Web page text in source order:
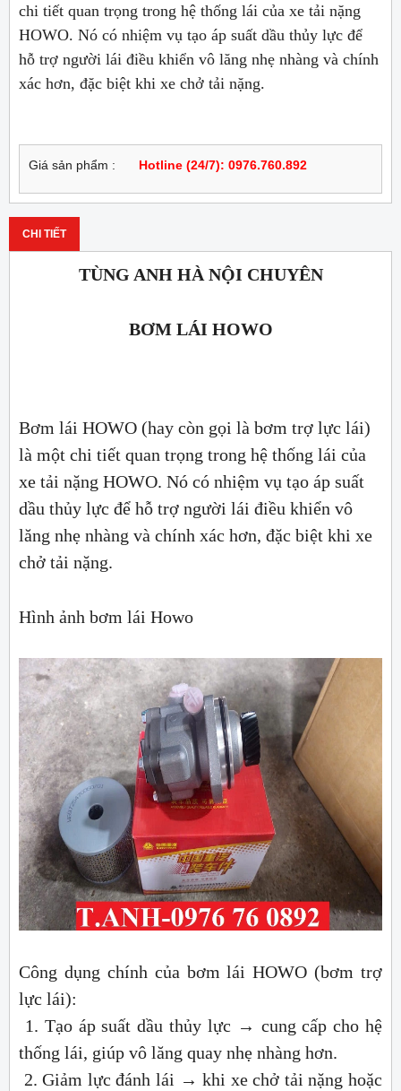
chi tiết quan trọng trong hệ thống lái của xe tải nặng
HOWO. Nó có nhiệm vụ tạo áp suất dầu thủy lực để
hỗ trợ người lái điều khiển vô lăng nhẹ nhàng và chính
xác hơn, đặc biệt khi xe chở tải nặng.
Giá sản phẩm : Hotline (24/7): 0976.760.892
CHI TIẾT
TÙNG ANH HÀ NỘI CHUYÊN
BƠM LÁI HOWO
Bơm lái HOWO (hay còn gọi là bơm trợ lực lái)
là một chi tiết quan trọng trong hệ thống lái của
xe tải nặng HOWO. Nó có nhiệm vụ tạo áp suất
dầu thủy lực để hỗ trợ người lái điều khiển vô
lăng nhẹ nhàng và chính xác hơn, đặc biệt khi xe
chở tải nặng.
Hình ảnh bơm lái Howo
Công dụng chính của bơm lái HOWO (bơm trợ
lực lái):
1. Tạo áp suất dầu thủy lực → cung cấp cho hệ
thống lái, giúp vô lăng quay nhẹ nhàng hơn.
2. Giảm lực đánh lái → khi xe chở tải nặng hoặc